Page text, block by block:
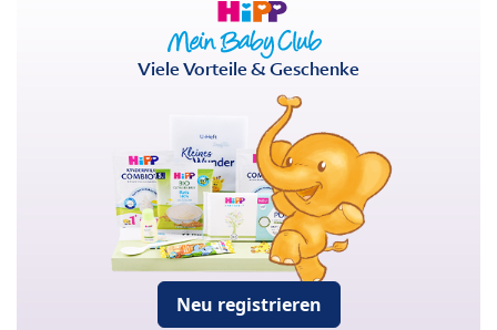
Viele Vorteile & Geschenke
Neu registrieren